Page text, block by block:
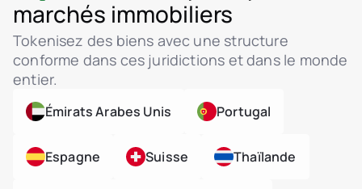
admin
Tokenisation d’actifs immobiliers
Support du standard ERC-3643 (security
token)
Logique de smart contract conforme à MiCA
Tableau de bord admin pour la gestion des
unités et des projets
marchés immobiliers
Tokenisez des biens avec une structure
conforme dans ces juridictions et dans le monde
entier.
Émirats Arabes Unis Portugal
Espagne Suisse Thaïlande